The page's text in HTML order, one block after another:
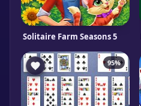
Solitaire Farm Seasons 5
95%